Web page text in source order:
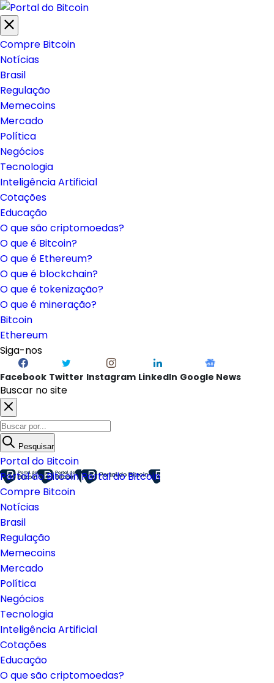
Compre Bitcoin
Notícias
Brasil
Regulação
Memecoins
Mercado
Política
Negócios
Tecnologia
Inteligência Artificial
Cotações
Educação
O que são criptomoedas?
O que é Bitcoin?
O que é Ethereum?
O que é blockchain?
O que é tokenização?
O que é mineração?
Bitcoin
Ethereum
Siga-nos
Facebook Twitter Instagram LinkedIn Google News
Buscar no site
Pesquisar
Portal do Bitcoin
Portal do BitcoinPortal do Bitcoin
Compre Bitcoin
Notícias
Brasil
Regulação
Memecoins
Mercado
Política
Negócios
Tecnologia
Inteligência Artificial
Cotações
Educação
O que são criptomoedas?